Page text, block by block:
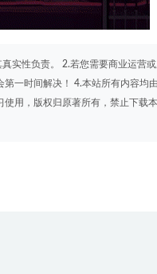
实性负责。 2.若您需要商业运营
一时间解决！ 4.本站所有内容均
用，版权归原著所有，禁止下载